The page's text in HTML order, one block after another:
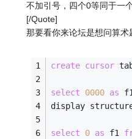
不加引号，四个0等同于一
[/Quote]
那要看你来论坛是想问算
create cursor
select 0000 as
display
select 0 as f1